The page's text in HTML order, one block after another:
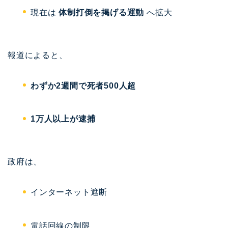
現在は体制打倒を掲げる運動 へ拡大
報道によると、
わずか2週間で死者500人超
1万人以上が逮捕
政府は、
インターネット遮断
電話回線の制限